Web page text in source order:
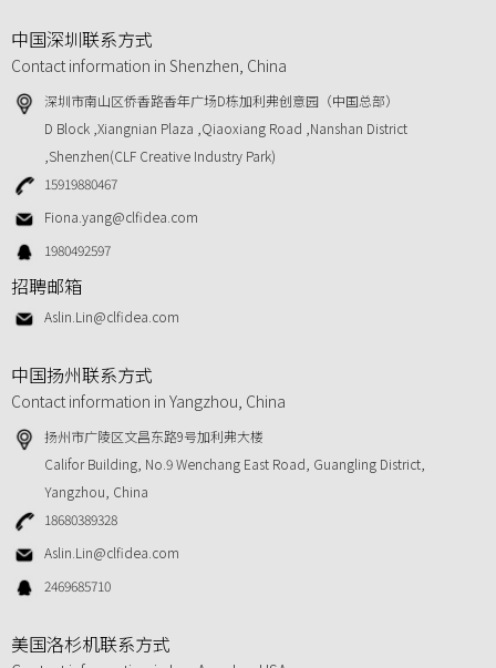
中国深圳联系方式
Contact information in Shenzhen, China
深圳市南山区侨香路香年广场D栋加利弗创意园（中国总部）
D Block ,Xiangnian Plaza ,Qiaoxiang Road ,Nanshan District
,Shenzhen(CLF Creative Industry Park)
15919880467
Fiona.yang@clfidea.com
1980492597
招聘邮箱
Aslin.Lin@clfidea.com
中国扬州联系方式
Contact information in Yangzhou, China
扬州市广陵区文昌东路9号加利弗大楼
Califor Building, No.9 Wenchang East Road, Guangling District,
Yangzhou, China
18680389328
Aslin.Lin@clfidea.com
2469685710
美国洛杉机联系方式